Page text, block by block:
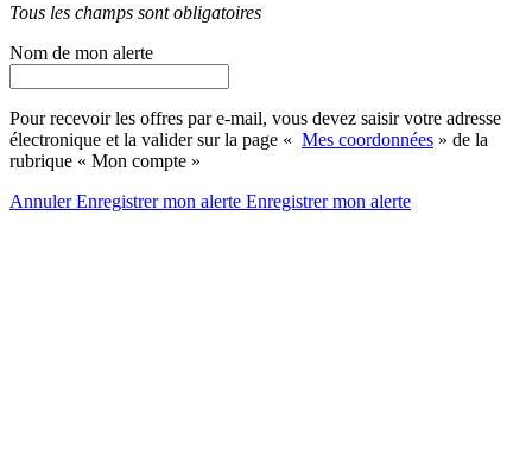
Tous les champs sont obligatoires
Nom de mon alerte
Pour recevoir les offres par e-mail, vous devez saisir votre adresse
électronique et la valider sur la page « Mes coordonnées » de la
rubrique « Mon compte »
AnnulerEnregistrer mon alerte Enregistrermon alerte